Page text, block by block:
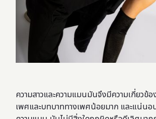
ความสาวและความแมนมันจึงมีความเกี่ยวข้
เพศและบทบาททางเพศน้อยมาก และแน่นอน